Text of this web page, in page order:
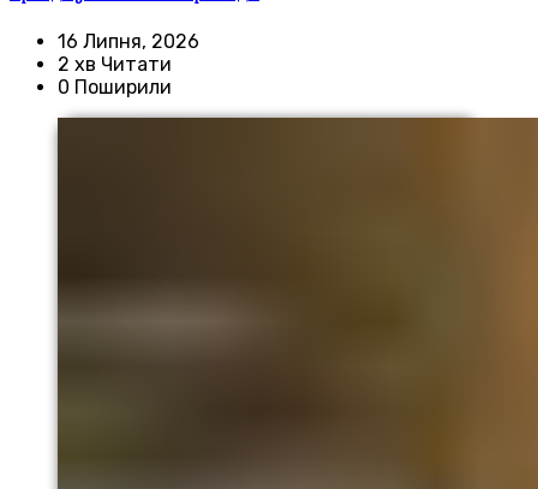
16 Липня, 2026
2 хв Читати
0 Поширили